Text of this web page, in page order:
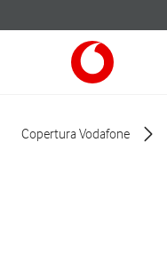
Copertura Vodafone